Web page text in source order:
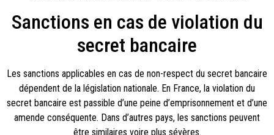
Sanctions en cas de violation du
secret bancaire
Les sanctions applicables en cas de non-respect du secret bancaire
dépendent de la législation nationale. En France, la violation du
secret bancaire est passible d’une peine d’emprisonnement et d’une
amende conséquente. Dans d’autres pays, les sanctions peuvent
être similaires voire plus sévères.